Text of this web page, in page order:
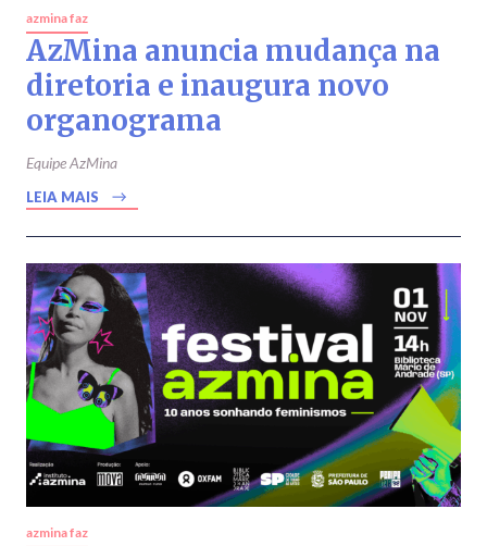
azmina faz
AzMina anuncia mudança na
diretoria e inaugura novo
organograma
Equipe AzMina
azmina faz